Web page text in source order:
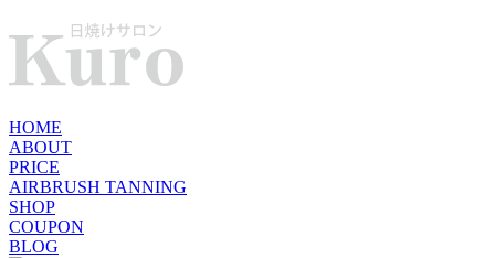
HOME
ABOUT
PRICE
AIRBRUSH TANNING
SHOP
COUPON
BLOG